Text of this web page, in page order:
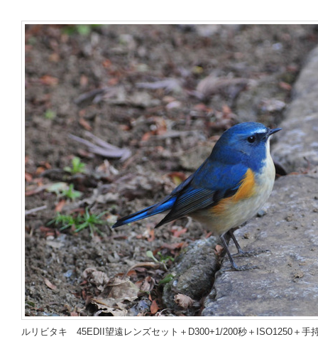
ルリビタキ 45EDII望遠レンズセット＋D300+1/200秒＋ISO1250＋手